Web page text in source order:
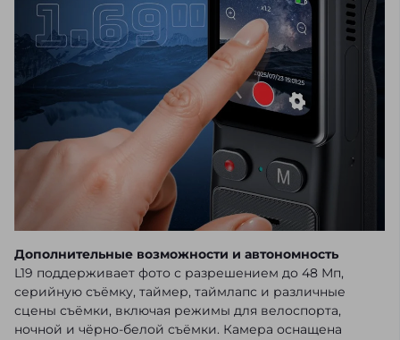
Дополнительные возможности и автономность
L19 поддерживает фото с разрешением до 48 Мп,
серийную съёмку, таймер, таймлапс и различные
сцены съёмки, включая режимы для велоспорта,
ночной и чёрно-белой съёмки. Камера оснащена